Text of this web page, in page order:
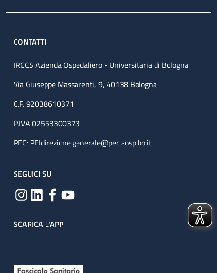
CONTATTI
IRCCS Azienda Ospedaliero - Universitaria di Bologna
Via Giuseppe Massarenti, 9, 40138 Bologna
C.F. 92038610371
P.IVA 02553300373
PEC: PEIdirezione.generale@pec.aosp.bo.it
SEGUICI SU
SCARICA L'APP